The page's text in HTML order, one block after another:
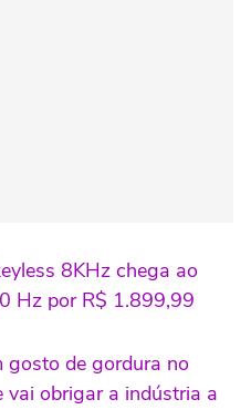
8KHz chega ao
Hz por R$ 1.899,99
gosto de gordura no
obrigar a indústria a